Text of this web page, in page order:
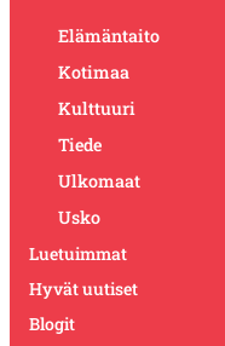
Elämäntaito
Kotimaa
Kulttuuri
Tiede
Ulkomaat
Usko
Luetuimmat
Hyvät uutiset
Blogit